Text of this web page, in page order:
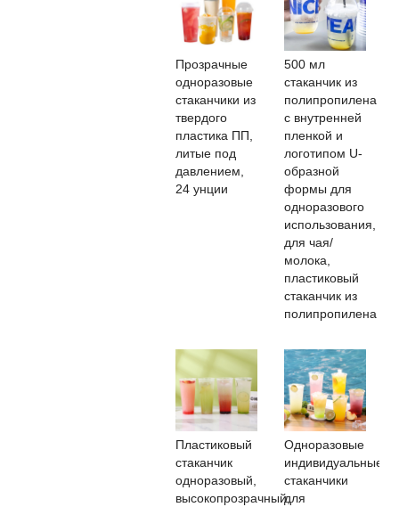
Прозрачные
одноразовые
стаканчики из
твердого
пластика ПП,
литые под
давлением,
24 унции
500 мл
стаканчик из
полипропилена
с внутренней
пленкой и
логотипом U-
образной
формы для
одноразового
использования,
для чая/
молока,
пластиковый
стаканчик из
полипропилена
Пластиковый
стаканчик
одноразовый,
высокопрозрачный,
Одноразовые
индивидуальные
стаканчики
для